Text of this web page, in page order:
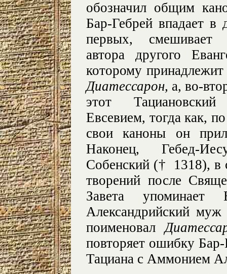
обозначил общим
Бар-Гебрей впадает в
первых, смешивает
автора другого
которому
Диатессарон, а, во-
этот
Евсевием, тогда как,
свои каноны он
Наконец, Гебед-
Собенский († 1318), в
творений после
Завета упоминает
Александрийский
поименовал
повторяет ошибку
Тациана с Аммонием